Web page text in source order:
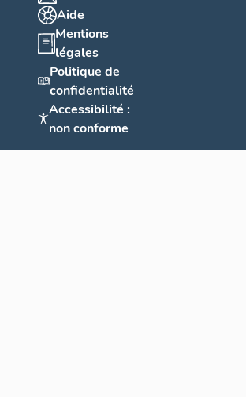
Aide
Mentions
légales
Politique de
confidentialité
Accessibilité :
non conforme